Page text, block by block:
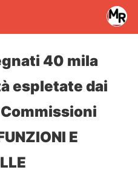
40 mila
espletate dai
E